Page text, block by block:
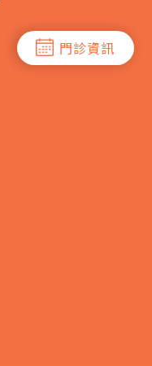
門診資訊
門診資訊
門診資訊
門診資訊